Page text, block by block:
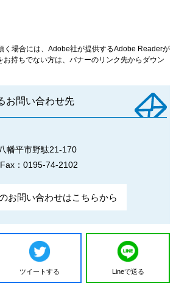
く場合には、Adobe社が提供するAdobe Readerが
持ちでない方は、バナーのリンク先からダウン
お問い合わせ先
幡平市野駄21-170
Fax：0195-74-2102
お問い合わせはこちらから
ツイートする Lineで送る